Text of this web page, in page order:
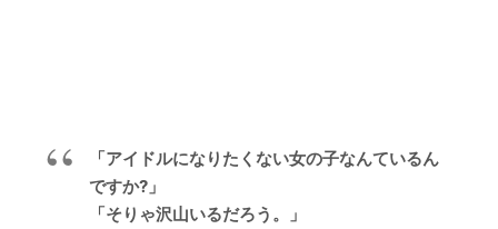
「アイドルになりたくない女の子なんているん
ですか?」
「そりゃ沢山いるだろう。」